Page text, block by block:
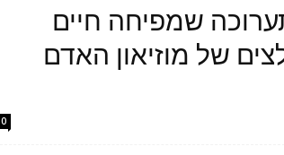
שמפיחה חיים
של מוזיאון האדם
0